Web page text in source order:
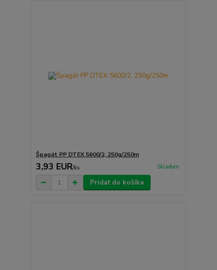
Špagát PP DTEX 5600/2, 250g/250m
3,93 EUR/ks Skladom
Pridať do košíka